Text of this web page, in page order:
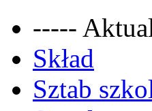
-----
Skład
Sztab